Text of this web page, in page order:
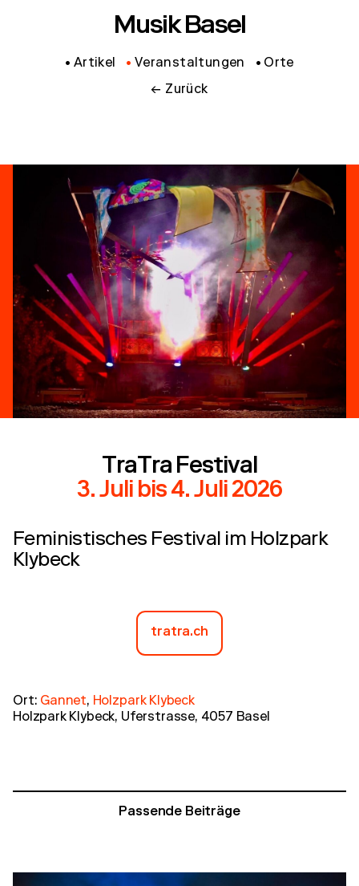
Musik Basel
Artikel Veranstaltungen Orte
← Zurück
TraTra Festival
3. Juli bis 4. Juli 2026
Feministisches Festival im Holzpark
Klybeck
tratra.ch
Ort: Gannet, Holzpark Klybeck
Holzpark Klybeck, Uferstrasse, 4057 Basel
Passende Beiträge